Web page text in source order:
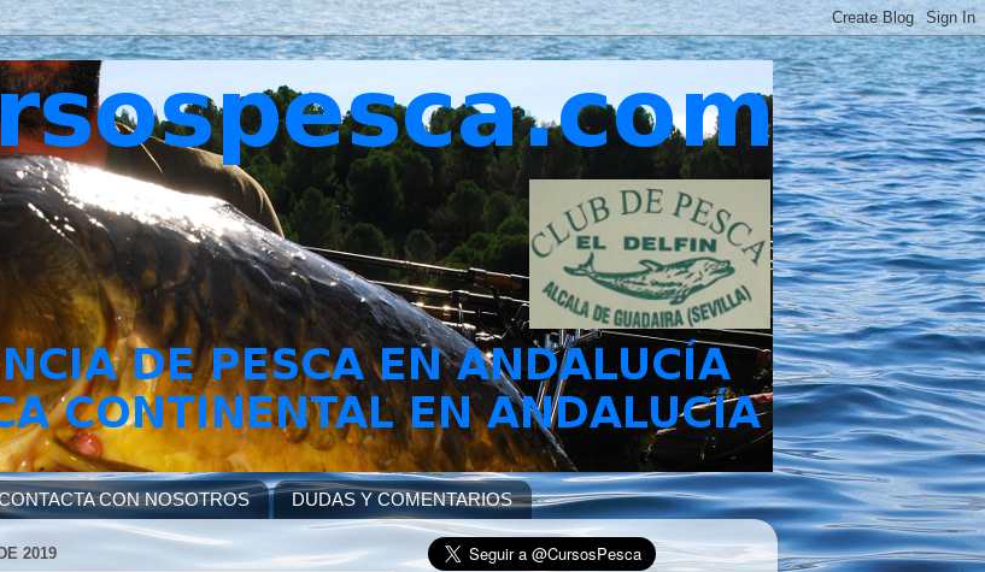
CON NOSOTROS DUDAS Y COMENTARIOS
2019